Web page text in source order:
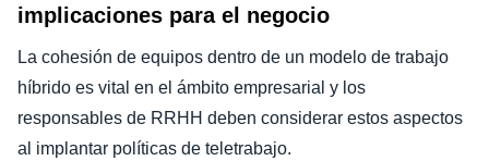
implicaciones para el negocio
La cohesión de equipos dentro de un modelo de trabajo
híbrido es vital en el ámbito empresarial y los
responsables de RRHH deben considerar estos aspectos
al implantar políticas de teletrabajo.